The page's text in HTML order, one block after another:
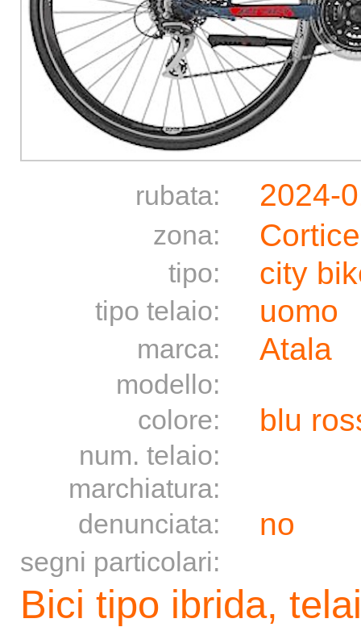
rubata: 2024-
zona:
tipo: city
tipo telaio: uomo
marca: Atala
modello:
colore:
blu
num. telaio:
marchiatura:
denunciata:
no
segni particolari:
Bici tipo ibrida,